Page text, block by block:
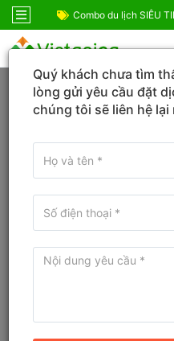
Combo du lịch SIÊU
Trang chủ Quảng Trị Đồng
Sắp xếp
Tour du lịch
Quý khách chưa tìm
lòng gửi yêu cầu đặt
chúng tôi sẽ liên hệ lại